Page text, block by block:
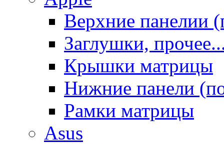
Верхние панелии
Заглушки,
Крышки матрицы
Нижние панели
Рамки матрицы
Asus